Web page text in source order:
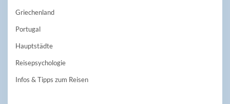
Griechenland
Portugal
Hauptstädte
Reisepsychologie
Infos & Tipps zum Reisen